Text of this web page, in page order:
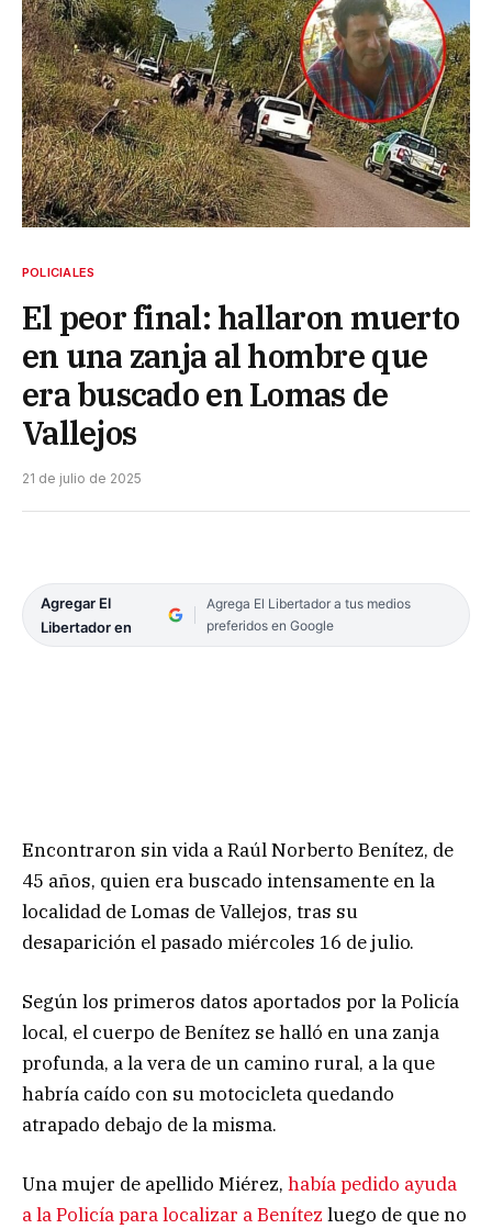
POLICIALES
El peor final: hallaron muerto
en una zanja al hombre que
era buscado en Lomas de
Vallejos
21 de julio de 2025
Agregar El
Libertador en
Agrega El Libertador a tus medios
preferidos en Google
Encontraron sin vida a Raúl Norberto Benítez, de
45 años, quien era buscado intensamente en la
localidad de Lomas de Vallejos, tras su
desaparición el pasado miércoles 16 de julio.
Según los primeros datos aportados por la Policía
local, el cuerpo de Benítez se halló en una zanja
profunda, a la vera de un camino rural, a la que
habría caído con su motocicleta quedando
atrapado debajo de la misma.
Una mujer de apellido Miérez, había pedido ayuda
a la Policía para localizar a Benítez luego de que no